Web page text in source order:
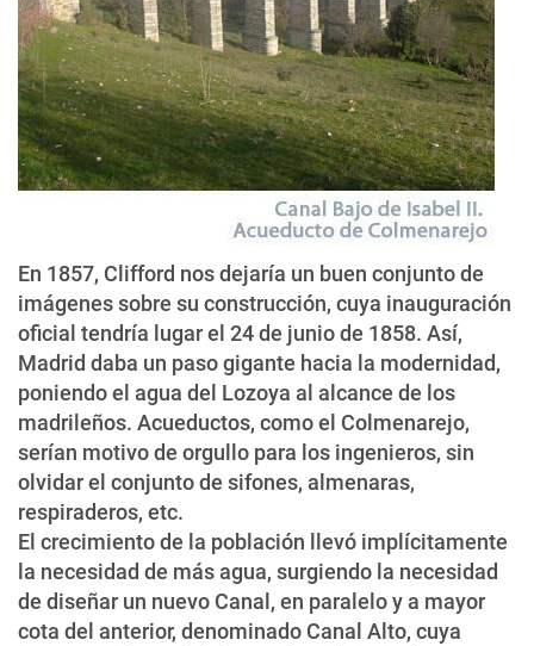
En 1857, Clifford nos dejaría un buen conjunto de
imágenes sobre su construcción, cuya inauguración
oficial tendría lugar el 24 de junio de 1858. Así,
Madrid daba un paso gigante hacia la modernidad,
poniendo el agua del Lozoya al alcance de los
madrileños. Acueductos, como el Colmenarejo,
serían motivo de orgullo para los ingenieros, sin
olvidar el conjunto de sifones, almenaras,
respiraderos, etc.
El crecimiento de la población llevó implícitamente
la necesidad de más agua, surgiendo la necesidad
de diseñar un nuevo Canal, en paralelo y a mayor
cota del anterior, denominado Canal Alto, cuya